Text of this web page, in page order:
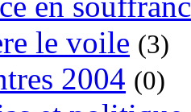
le voile (3)
2004 (0)